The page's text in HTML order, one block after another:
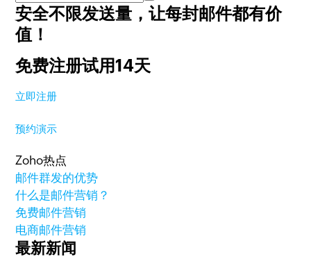
安全不限发送量，让每封邮件都有价
值！
免费注册试用14天
立即注册
预约演示
Zoho热点
邮件群发的优势
什么是邮件营销？
免费邮件营销
电商邮件营销
最新新闻